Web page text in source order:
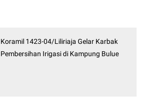
Koramil 1423-04/Liliriaja Gelar Karbak
Pembersihan Irigasi di Kampung Bulue